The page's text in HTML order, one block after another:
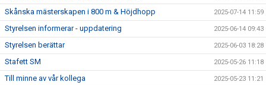
Skånska mästerskapen i 800 m & Höjdhopp 2025-07-14 11:59
Styrelsen informerar - uppdatering 2025-06-14 09:43
Styrelsen berättar 2025-06-03 18:28
Stafett SM 2025-05-26 11:18
Till minne av vår kollega 2025-05-23 11:21